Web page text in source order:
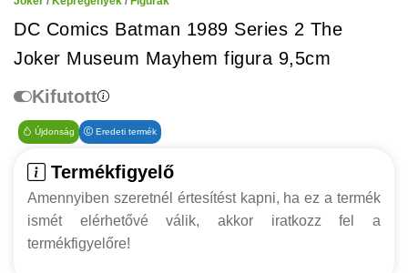
DC Comics Batman 1989 Series 2 The
Joker Museum Mayhem figura 9,5cm
Kifutott
Újdonság Eredeti termék
Termékfigyelő
Amennyiben szeretnél értesítést kapni, ha ez a termék
ismét elérhetővé válik, akkor iratkozz fel a
termékfigyelőre!